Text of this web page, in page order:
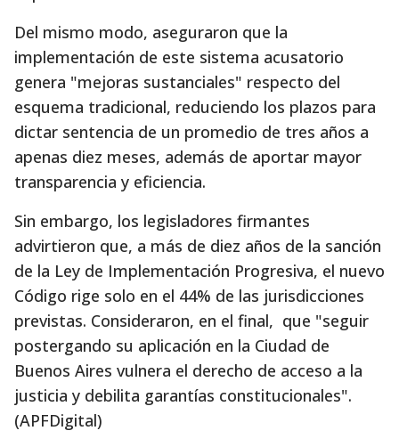
Del mismo modo, aseguraron que la
implementación de este sistema acusatorio
genera "mejoras sustanciales" respecto del
esquema tradicional, reduciendo los plazos para
dictar sentencia de un promedio de tres años a
apenas diez meses, además de aportar mayor
transparencia y eficiencia.
Sin embargo, los legisladores firmantes
advirtieron que, a más de diez años de la sanción
de la Ley de Implementación Progresiva, el nuevo
Código rige solo en el 44% de las jurisdicciones
previstas. Consideraron, en el final, que "seguir
postergando su aplicación en la Ciudad de
Buenos Aires vulnera el derecho de acceso a la
justicia y debilita garantías constitucionales".
(APFDigital)